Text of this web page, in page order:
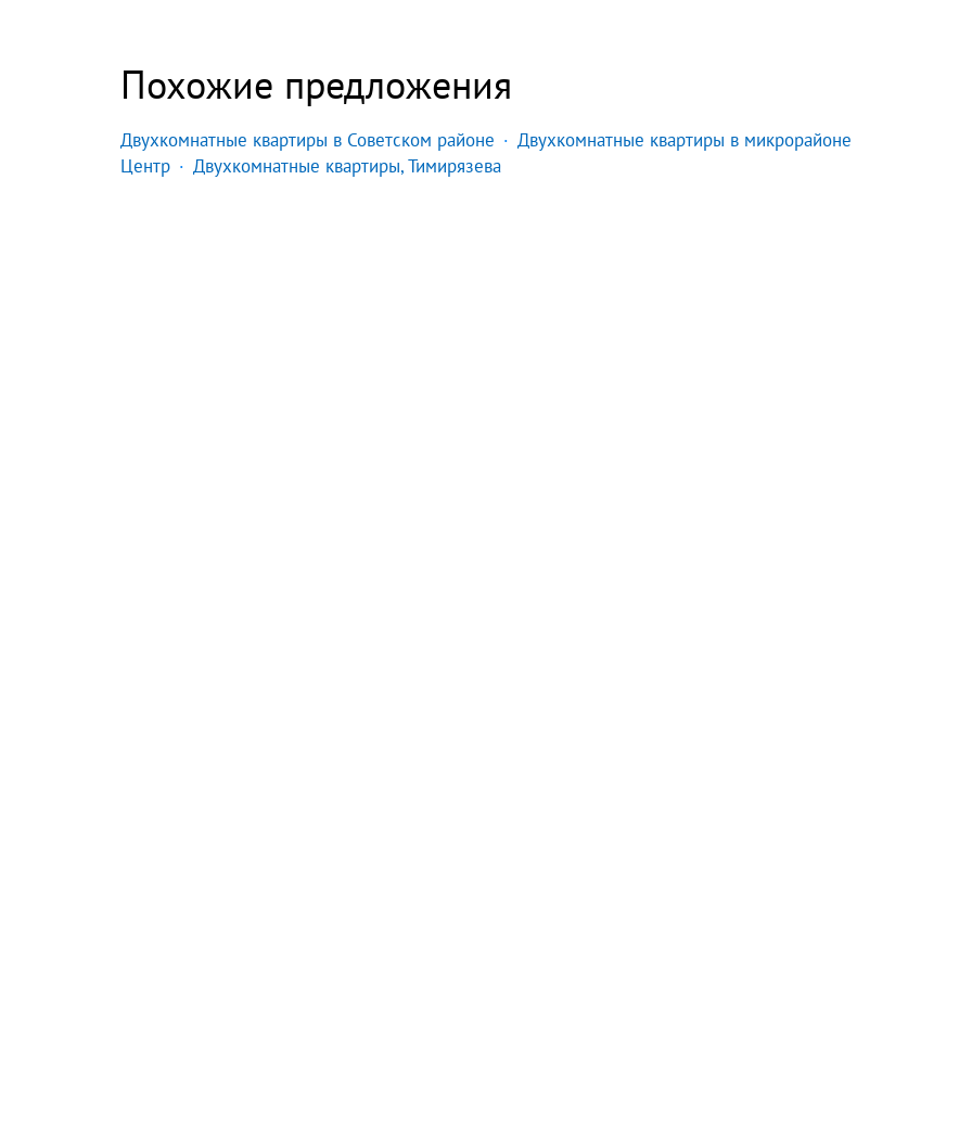
Похожие предложения
Двухкомнатные квартиры в Советском районе
Двухкомнатные квартиры в микрорайоне
Центр
Двухкомнатные квартиры, Тимирязева